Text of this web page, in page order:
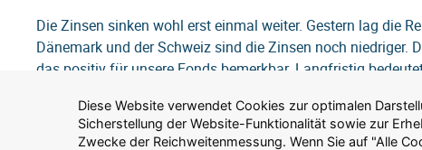
Die Zinsen sinken wohl erst einmal weiter. Gestern lag die
Dänemark und der Schweiz sind die Zinsen noch
das positiv für unsere Fonds bemerkbar. Langfristig
Diese Website verwendet Cookies zur optimalen
Sicherstellung der Website-Funktionalität sowie zur
Zwecke der Reichweitenmessung. Wenn Sie auf "Alle
Datenschutzgesetzes (TTDSG) zu. Alternativ können Sie
Cookies zulassen" klicken, um nur solche Cookies
Website zwingend erforderlich sind. Weitere